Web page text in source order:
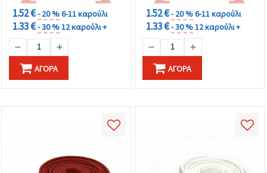
1.52 €- 20 %6-11 καρούλι
1.33 €- 30 %12 καρούλι +
ΑΓΟΡΆ
1.52 €- 20 %6-11 καρούλι
1.33 €- 30 %12 καρούλι +
ΑΓΟΡΆ